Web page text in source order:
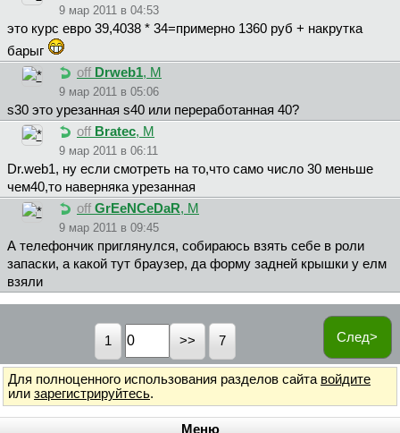
9 мар 2011 в 04:53
это курс евро 39,4038 * 34=примерно 1360 руб + накрутка
барыг
off Drweb1, М
9 мар 2011 в 05:06
s30 это урезанная s40 или переработанная 40?
off Bratec, М
9 мар 2011 в 06:11
Dr.web1, ну если смотреть на то,что само число 30 меньше
чем40,то наверняка урезанная
off GrEeNCeDaR, М
9 мар 2011 в 09:45
А телефончик приглянулся, собираюсь взять себе в роли
запаски, а какой тут браузер, да форму задней крышки у елм
взяли
След>
1 7
Для полноценного использования разделов сайта войдите
или зарегистрируйтесь.
Меню